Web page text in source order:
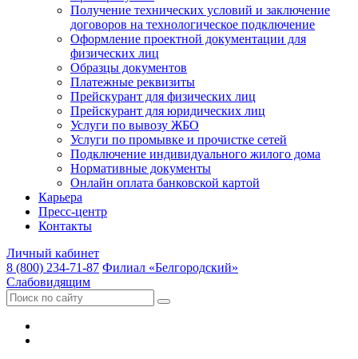
Получение технических условий и заключение
договоров на технологическое подключение
Оформление проектной документации для
физических лиц
Образцы документов
Платежные реквизиты
Прейскурант для физических лиц
Прейскурант для юридических лиц
Услуги по вывозу ЖБО
Услуги по промывке и прочистке сетей
Подключение индивидуального жилого дома
Нормативные документы
Онлайн оплата банковской картой
Карьера
Пресс-центр
Контакты
Личный кабинет
8 (800) 234-71-87 Филиал «Белгородский»
Слабовидящим